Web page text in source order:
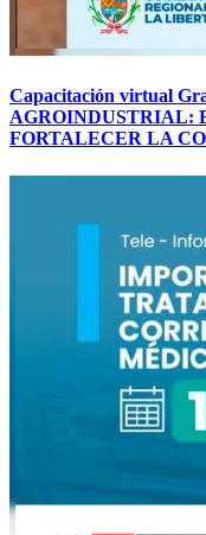
Capacitación virtual
AGROINDUSTRIAL:
FORTALECER LA